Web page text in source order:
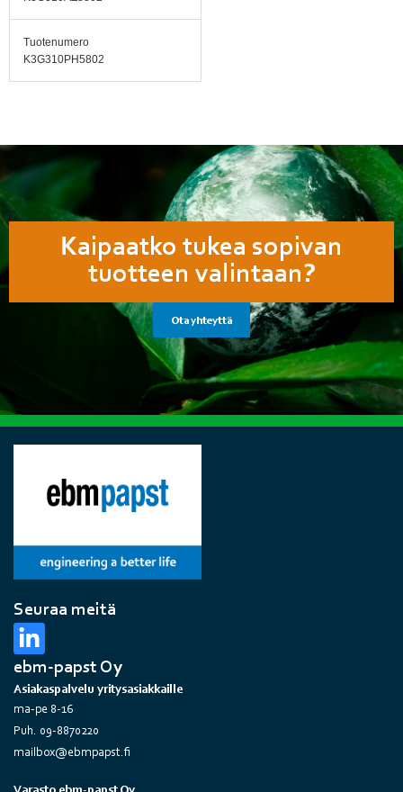
Tuotenumero
K3G310PH5802
Kaipaatko tukea sopivan
tuotteen valintaan?
Ota yhteyttä
Seuraa meitä
ebm-papst Oy
Asiakaspalvelu yritysasiakkaille
ma-pe 8-16
Puh. 09-8870220
mailbox@ebmpapst.fi